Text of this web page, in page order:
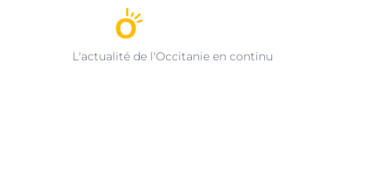
L'actualité de l'Occitanie en continu